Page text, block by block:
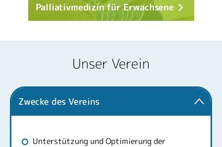
Palliativmedizin für Erwachsene
Unser Verein
Zwecke des Vereins
Unterstützung und Optimierung der